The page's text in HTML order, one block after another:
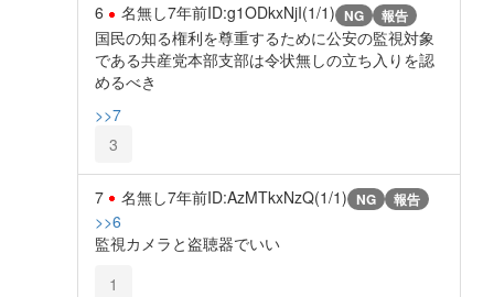
6 名無し7年前ID:g1ODkxNjI(1/1) NG 報告
国民の知る権利を尊重するために公安の監視対象
である共産党本部支部は令状無しの立ち入りを認
めるべき
>>7
3
7 名無し7年前ID:AzMTkxNzQ(1/1) NG 報告
>>6
監視カメラと盗聴器でいい
1